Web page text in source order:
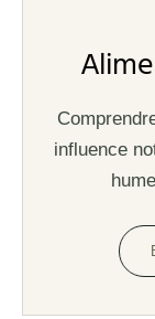
influence